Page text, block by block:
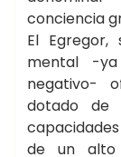
conciencia
El Egregor,
mental -
negativo-
dotado de
de un alto